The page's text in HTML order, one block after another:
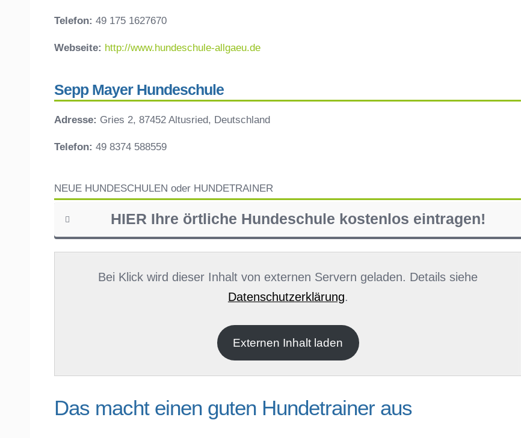
Telefon: 49 175 1627670
Webseite: http://www.hundeschule-allgaeu.de
Sepp Mayer Hundeschule
Adresse: Gries 2, 87452 Altusried, Deutschland
Telefon: 49 8374 588559
NEUE HUNDESCHULEN oder HUNDETRAINER
HIER Ihre örtliche Hundeschule kostenlos eintragen!
Bei Klick wird dieser Inhalt von externen Servern geladen. Details siehe
Datenschutzerklärung.
Externen Inhalt laden
Das macht einen guten Hundetrainer aus